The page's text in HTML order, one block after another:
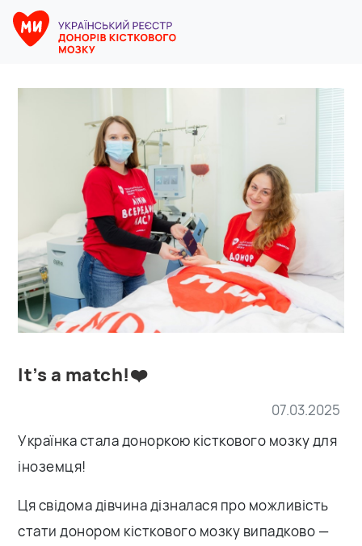
It’s a match!❤️
07.03.2025
Українка стала доноркою кісткового мозку для
іноземця!
Ця свідома дівчина дізналася про можливість
стати донором кісткового мозку випадково —